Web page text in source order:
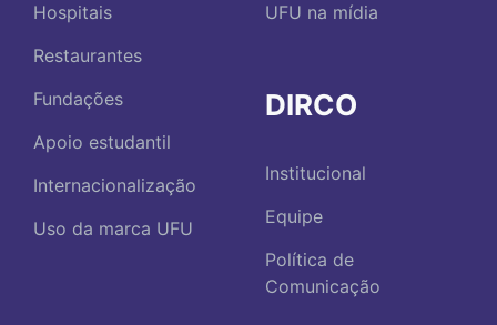
Hospitais
Restaurantes
Fundações
Apoio estudantil
Internacionalização
Uso da marca UFU
UFU na mídia
DIRCO
Institucional
Equipe
Política de
Comunicação